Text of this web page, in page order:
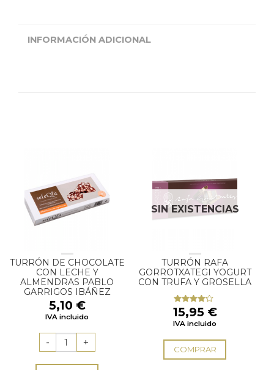
INFORMACIÓN ADICIONAL
TURRÓN DE CHOCOLATE
CON LECHE Y
ALMENDRAS PABLO
GARRIGOS IBÁÑEZ
5,10 €
IVA incluido
SIN EXISTENCIAS
TURRÓN RAFA
GORROTXATEGI YOGURT
CON TRUFA Y GROSELLA
Valorado
con4.00
de 5
15,95 €
IVA incluido
COMPRAR